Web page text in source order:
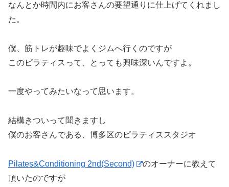
なんとか時間内にお客さんの要望通りに仕上げてくれまし
た。
僕、筋トレが趣味でよくジムへ行くのですが
このピラティスって、とっても興味深いんですよ。
一度やってみたいなって思います。
結構きついって聞きますし
僕のお客さんである、博多区のピラティススタジオ
Pilates&Conditioning 2nd(Second)
のオーナーに教えて
頂いたのですが